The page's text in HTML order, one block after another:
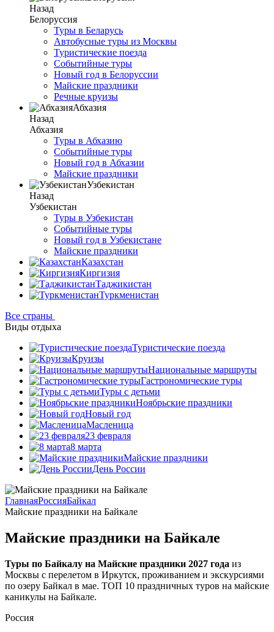
Назад
Белоруссия
Туры в Беларусь
Автобусные туры из Москвы
Туристические поезда
Событийные туры
Новый год в Белоруссии
Майские праздники
Речные круизы
Абхазия
Назад
Абхазия
Туры в Абхазию
Событийные туры
Новый год в Абхазии
Майские праздники
Узбекистан
Назад
Узбекистан
Туры в Узбекистан
Событийные туры
Новый год в Узбекистане
Майские праздники
Казахстан
Киргизия
Таджикистан
Туркменистан
Все страны
Виды отдыха
Туристические поезда
Круизы
Национальные маршруты
Гастрономические туры
Туры с детьми
Ноябрьские праздники
Новый год
Масленица
23 февраля
8 марта
Майские праздники
День России
ГлавнаяРоссияБайкал
Майские праздники на Байкале
Майские праздники на Байкале
Туры по Байкалу на Майские праздники 2027 года из
Москвы с перелетом в Иркутск, проживанием и экскурсиями
по озеру Байкал в мае. ТОП 10 праздничных туров на майские
каникулы на Байкале.
Россия